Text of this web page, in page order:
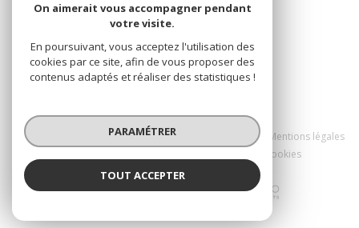
Nos honoraires
Nos partenaires
Mentions légales
Cookies
Réalisé par :
On aimerait vous accompagner pendant
votre visite.
En poursuivant, vous acceptez l'utilisation des
cookies par ce site, afin de vous proposer des
contenus adaptés et réaliser des statistiques !
PARAMÉTRER
TOUT ACCEPTER